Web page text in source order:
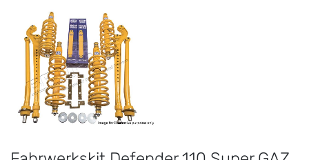
der
Bildgalerie
springen